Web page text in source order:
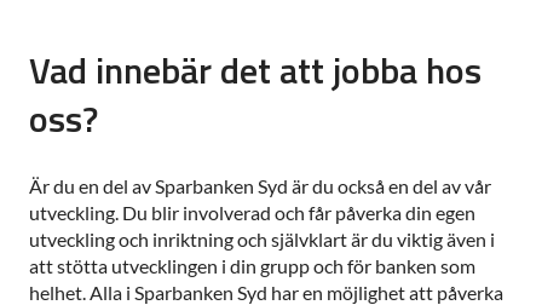
Vad innebär det att jobba hos
oss?
Är du en del av Sparbanken Syd är du också en del av vår
utveckling. Du blir involverad och får påverka din egen
utveckling och inriktning och självklart är du viktig även i
att stötta utvecklingen i din grupp och för banken som
helhet. Alla i Sparbanken Syd har en möjlighet att påverka